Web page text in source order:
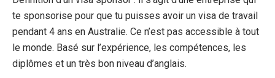
te sponsorise pour que tu puisses avoir un visa de travail
pendant 4 ans en Australie. Ce n’est pas accessible à tout
le monde. Basé sur l’expérience, les compétences, les
diplômes et un très bon niveau d’anglais.